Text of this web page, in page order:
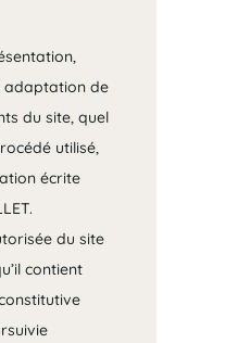
adaptation de
du site, quel
utilisé,
écrite
du site
contient